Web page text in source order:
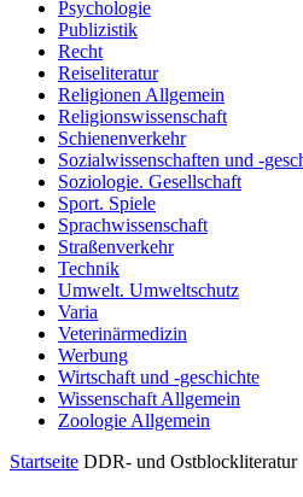
Psychologie
Publizistik
Recht
Reiseliteratur
Religionen Allgemein
Religionswissenschaft
Schienenverkehr
Sozialwissenschaften und -
Soziologie. Gesellschaft
Sport. Spiele
Sprachwissenschaft
Straßenverkehr
Technik
Umwelt. Umweltschutz
Varia
Veterinärmedizin
Werbung
Wirtschaft und -geschichte
Wissenschaft Allgemein
Zoologie Allgemein
Startseite DDR- und Ostblockliteratur